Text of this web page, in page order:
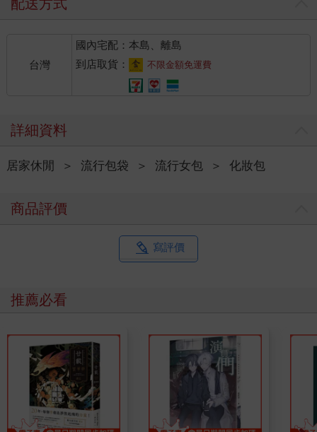
配送方式
台灣
國內宅配：本島、離島
到店取貨：
不限金額免運費
詳細資料
居家休閒 ＞ 流行包袋 ＞ 流行女包 ＞ 化妝包
商品評價
寫評價
推薦必看